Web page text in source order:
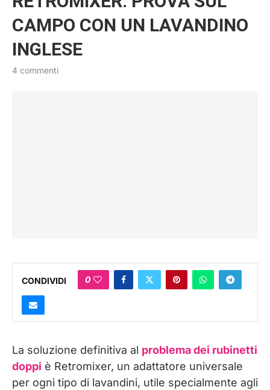
CAMPO CON UN LAVANDINO
INGLESE
4 commenti
CONDIVIDI 0
La soluzione definitiva al problema dei rubinetti
doppi è Retromixer, un adattatore universale
per ogni tipo di lavandini, utile specialmente agli